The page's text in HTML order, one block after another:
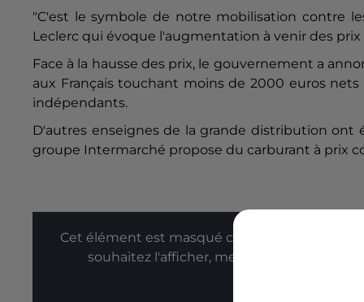
"C'est le symbole de notre mobilisation contre
Leclerc qui évoque l'augmentation à venir des
Face à la hausse des prix, le gouvernement a
aux Français touchant moins de 2000 euros
indépendants.
D'autres enseignes de la grande distribution ont
groupe Intermarché propose du carburant à prix
Cet élément est masqué compte-tenu du
souhaitez l'afficher, merci de nous